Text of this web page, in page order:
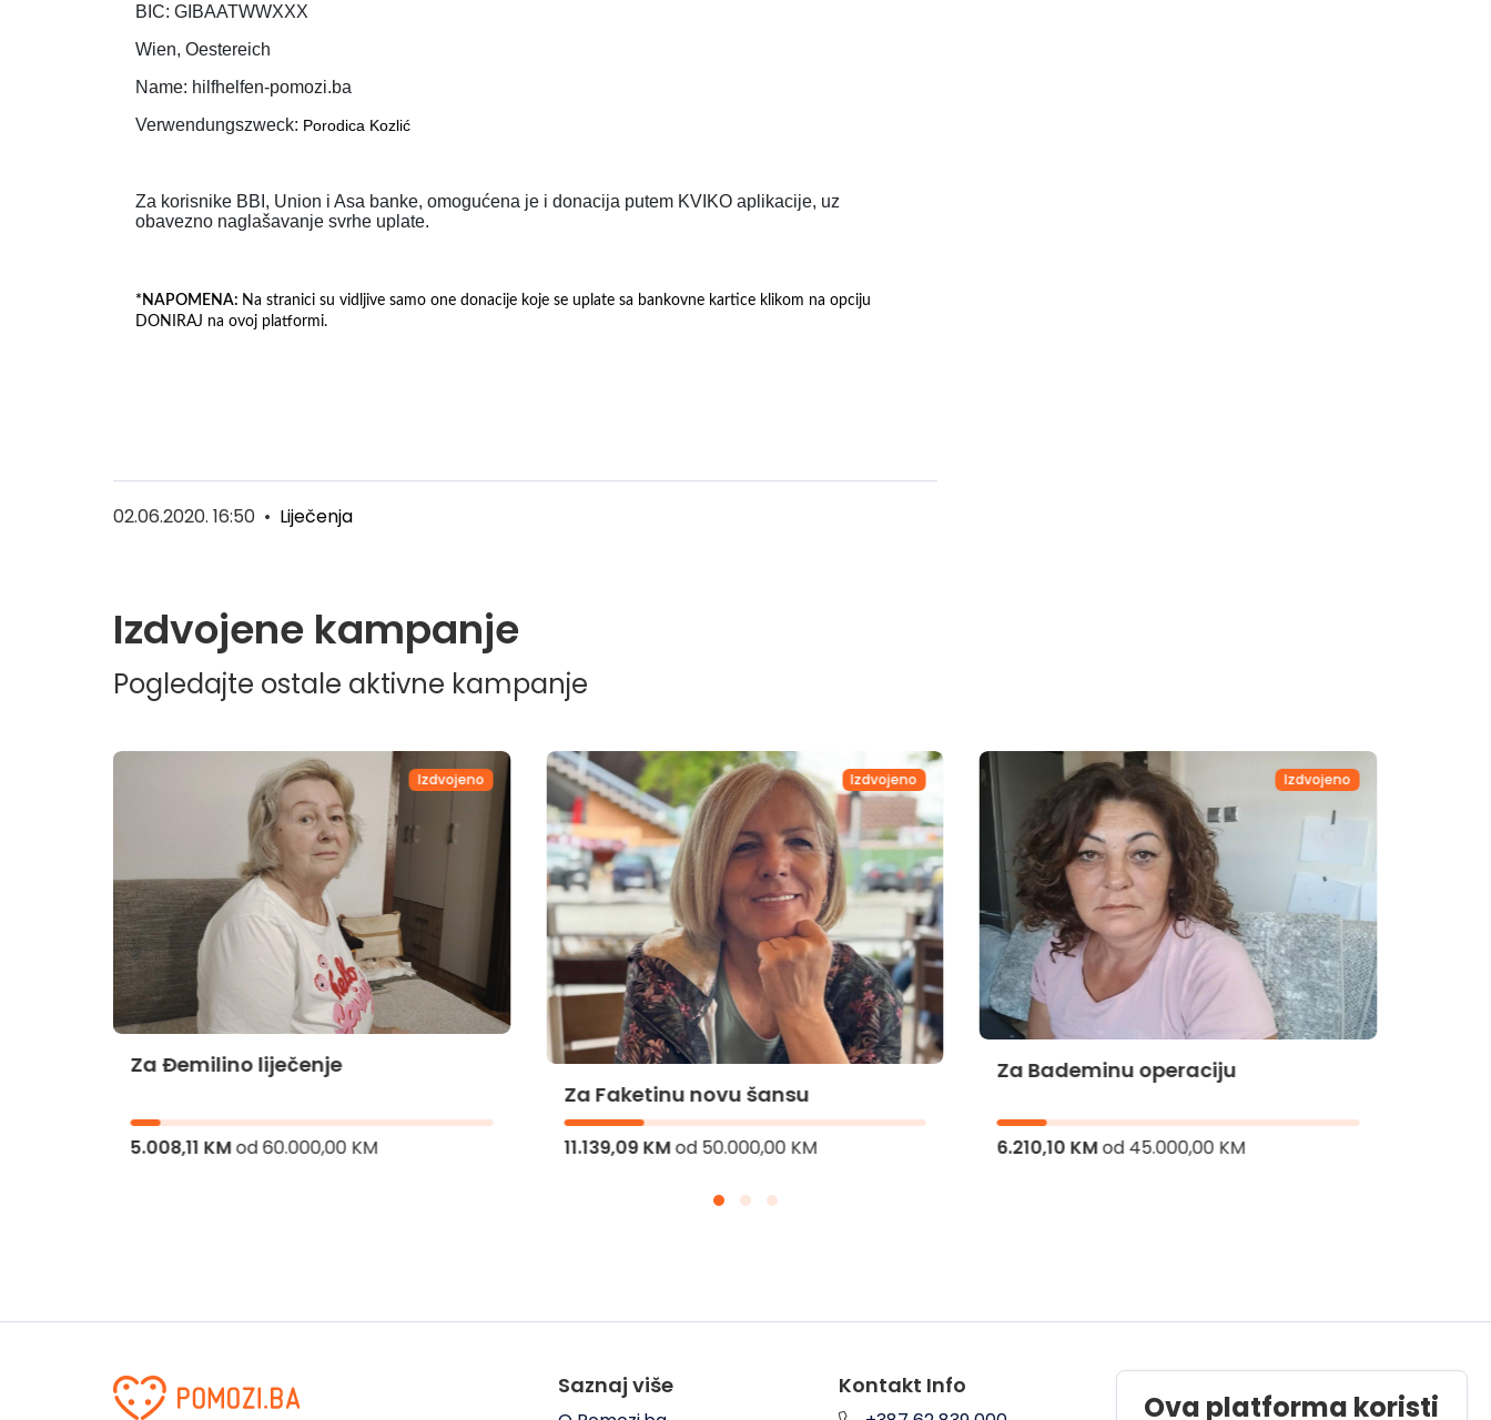
BIC: GIBAATWWXXX
Wien, Oestereich
Name: hilfhelfen-pomozi.ba
Verwendungszweck: Porodica Kozlić
Za korisnike BBI, Union i Asa banke, omogućena je i donacija putem KVIKO aplikacije, uz
obavezno naglašavanje svrhe uplate.
*NAPOMENA: Na stranici su vidljive samo one donacije koje se uplate sa bankovne kartice klikom na opciju
DONIRAJ na ovoj platformi.
02.06.2020. 16:50 • Liječenja
Izdvojene kampanje
Pogledajte ostale aktivne kampanje
Izdvojeno
Za Đemilino liječenje
5.008,11 KMod60.000,00 KM
Izdvojeno
Za Faketinu novu šansu
11.139,09 KMod 50.000,00 KM
Izdvojeno
Za Bademinu operaciju
6.210,10 KMod 45.000,00 KM
Saznaj više Kontakt Info
Ova platforma koristi